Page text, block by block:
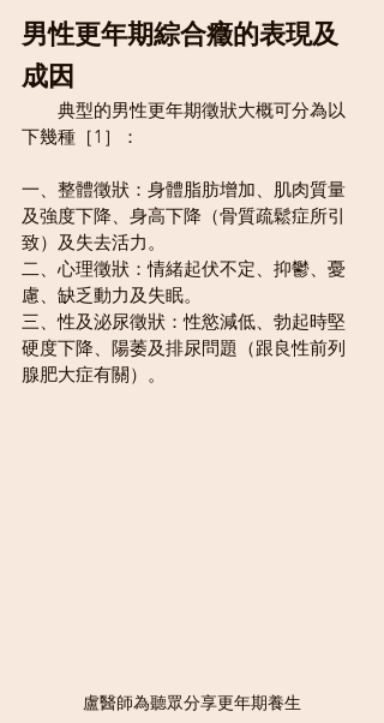
男性更年期綜合癥的表現及
成因
典型的男性更年期徵狀大概可分為以
下幾種［1］：
一、整體徵狀：身體脂肪增加、肌肉質量
及強度下降、身高下降（骨質疏鬆症所引
致）及失去活力。
二、心理徵狀：情緒起伏不定、抑鬱、憂
慮、缺乏動力及失眠。
三、性及泌尿徵狀：性慾減低、勃起時堅
硬度下降、陽萎及排尿問題（跟良性前列
腺肥大症有關）。
盧醫師為聽眾分享更年期養生